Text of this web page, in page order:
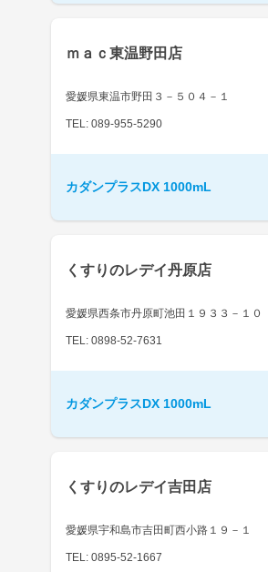
ｍａｃ東温野田店
愛媛県東温市野田３－５０４－１
TEL: 089-955-5290
カダンプラスDX 1000mL
くすりのレデイ丹原店
愛媛県西条市丹原町池田１９３３－１０
TEL: 0898-52-7631
カダンプラスDX 1000mL
くすりのレデイ吉田店
愛媛県宇和島市吉田町西小路１９－１
TEL: 0895-52-1667